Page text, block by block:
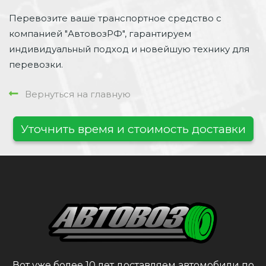
Перевозите ваше транспортное средство с
компанией "АвтовозРФ", гарантируем
индивидуальный подход и новейшую технику для
перевозки.
Вернуться на главную
Уточнить время и стоимость доставки